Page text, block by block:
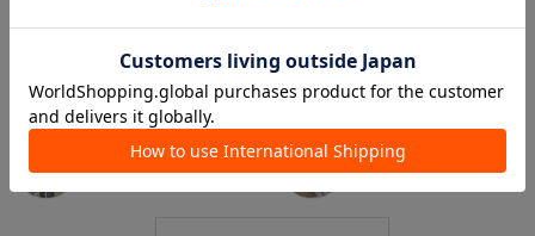
2026.07.02
【Mavie..7】新作のご紹介🦋
2026.06.28
moe
酒々井店